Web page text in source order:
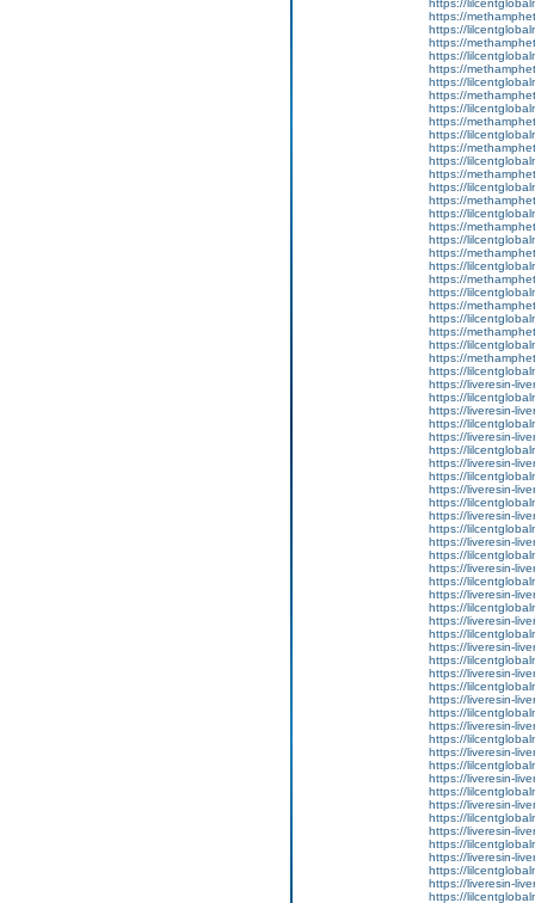
https://
https://
https://
https://
https://
https://
https://
https://
https://
https://
https://
https://
https://
https://
https://
https://
https://
https://
https://
https://
https://
https://
https://
https://
https://
https://
https://
https://
https://
https://liveresin-
https://
https://liveresin-
https://
https://liveresin-
https://
https://liveresin-
https://
https://liveresin-
https://
https://liveresin-
https://
https://liveresin-
https://
https://liveresin-
https://
https://liveresin-
https://
https://liveresin-
https://
https://liveresin-
https://
https://liveresin-
https://
https://liveresin-
https://
https://liveresin-
https://
https://liveresin-
https://
https://liveresin-
https://
https://liveresin-
https://
https://liveresin-
https://
https://liveresin-
https://
https://liveresin-
https://